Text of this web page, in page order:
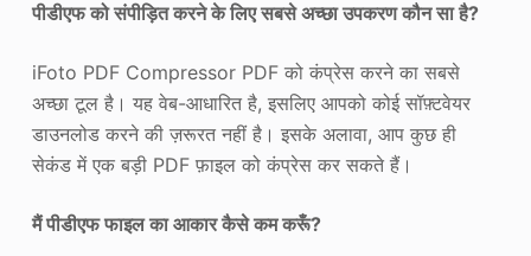
पीडीएफ को संपीड़ित करने के लिए सबसे अच्छा उपकरण कौन सा है?
iFoto PDF Compressor PDF को कंप्रेस करने का सबसे
अच्छा टूल है। यह वेब-आधारित है, इसलिए आपको कोई सॉफ़्टवेयर
डाउनलोड करने की ज़रूरत नहीं है। इसके अलावा, आप कुछ ही
सेकंड में एक बड़ी PDF फ़ाइल को कंप्रेस कर सकते हैं।
मैं पीडीएफ फाइल का आकार कैसे कम करूँ?